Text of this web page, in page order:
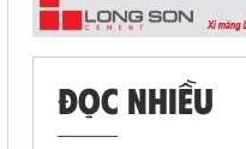
Quy định an toàn lao động khi
ĐỌC NHIỀU